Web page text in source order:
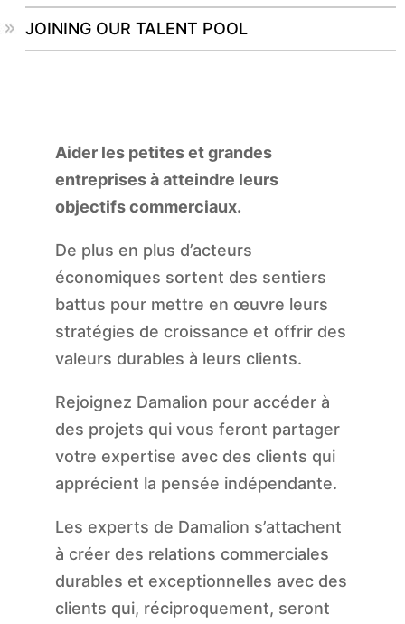
Aider les petites et grandes
entreprises à atteindre leurs
objectifs commerciaux.
De plus en plus d’acteurs
économiques sortent des sentiers
battus pour mettre en œuvre leurs
stratégies de croissance et offrir des
valeurs durables à leurs clients.
Rejoignez Damalion pour accéder à
des projets qui vous feront partager
votre expertise avec des clients qui
apprécient la pensée indépendante.
Les experts de Damalion s’attachent
à créer des relations commerciales
durables et exceptionnelles avec des
clients qui, réciproquement, seront
JOINING OUR TALENT POOL